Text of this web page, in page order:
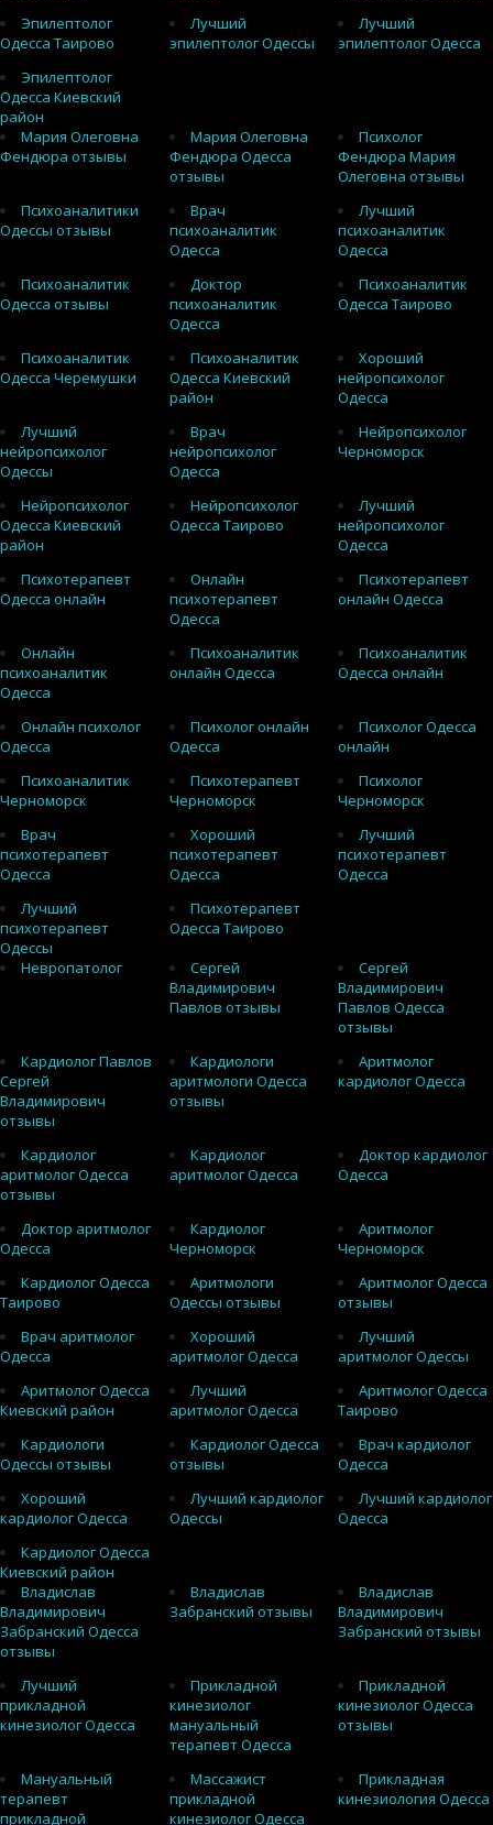
Эпилептолог
Одесса Таирово
Лучший
эпилептолог Одессы
Лучший
эпилептолог Одесса
Эпилептолог
Одесса Киевский
район
Мария Олеговна
Фендюра отзывы
Мария Олеговна
Фендюра Одесса
отзывы
Психолог
Фендюра Мария
Олеговна отзывы
Психоаналитики
Одессы отзывы
Врач
психоаналитик
Одесса
Лучший
психоаналитик
Одесса
Психоаналитик
Одесса отзывы
Доктор
психоаналитик
Одесса
Психоаналитик
Одесса Таирово
Психоаналитик
Одесса Черемушки
Психоаналитик
Одесса Киевский
район
Хороший
нейропсихолог
Одесса
Лучший
нейропсихолог
Одессы
Врач
нейропсихолог
Одесса
Нейропсихолог
Черноморск
Нейропсихолог
Одесса Киевский
район
Нейропсихолог
Одесса Таирово
Лучший
нейропсихолог
Одесса
Психотерапевт
Одесса онлайн
Онлайн
психотерапевт
Одесса
Психотерапевт
онлайн Одесса
Онлайн
психоаналитик
Одесса
Психоаналитик
онлайн Одесса
Психоаналитик
Одесса онлайн
Онлайн психолог
Одесса
Психолог онлайн
Одесса
Психолог Одесса
онлайн
Психоаналитик
Черноморск
Психотерапевт
Черноморск
Психолог
Черноморск
Врач
психотерапевт
Одесса
Хороший
психотерапевт
Одесса
Лучший
психотерапевт
Одесса
Лучший
психотерапевт
Одессы
Психотерапевт
Одесса Таирово
Невропатолог
Сергей
Владимирович
Павлов отзывы
Сергей
Владимирович
Павлов Одесса
отзывы
Кардиолог Павлов
Сергей
Владимирович
отзывы
Кардиологи
аритмологи Одесса
отзывы
Аритмолог
кардиолог Одесса
Кардиолог
аритмолог Одесса
отзывы
Кардиолог
аритмолог Одесса
Доктор кардиолог
Одесса
Доктор аритмолог
Одесса
Кардиолог
Черноморск
Аритмолог
Черноморск
Кардиолог Одесса
Таирово
Аритмологи
Одессы отзывы
Аритмолог Одесса
отзывы
Врач аритмолог
Одесса
Хороший
аритмолог Одесса
Лучший
аритмолог Одессы
Аритмолог Одесса
Киевский район
Лучший
аритмолог Одесса
Аритмолог Одесса
Таирово
Кардиологи
Одессы отзывы
Кардиолог Одесса
отзывы
Врач кардиолог
Одесса
Хороший
кардиолог Одесса
Лучший кардиолог
Одессы
Лучший кардиолог
Одесса
Кардиолог Одесса
Киевский район
Владислав
Владимирович
Забранский Одесса
отзывы
Владислав
Забранский отзывы
Владислав
Владимирович
Забранский отзывы
Лучший
прикладной
кинезиолог Одесса
Прикладной
кинезиолог
мануальный
терапевт Одесса
Прикладной
кинезиолог Одесса
отзывы
Мануальный
терапевт
прикладной
Массажист
прикладной
кинезиолог Одесса
Прикладная
кинезиология Одесса